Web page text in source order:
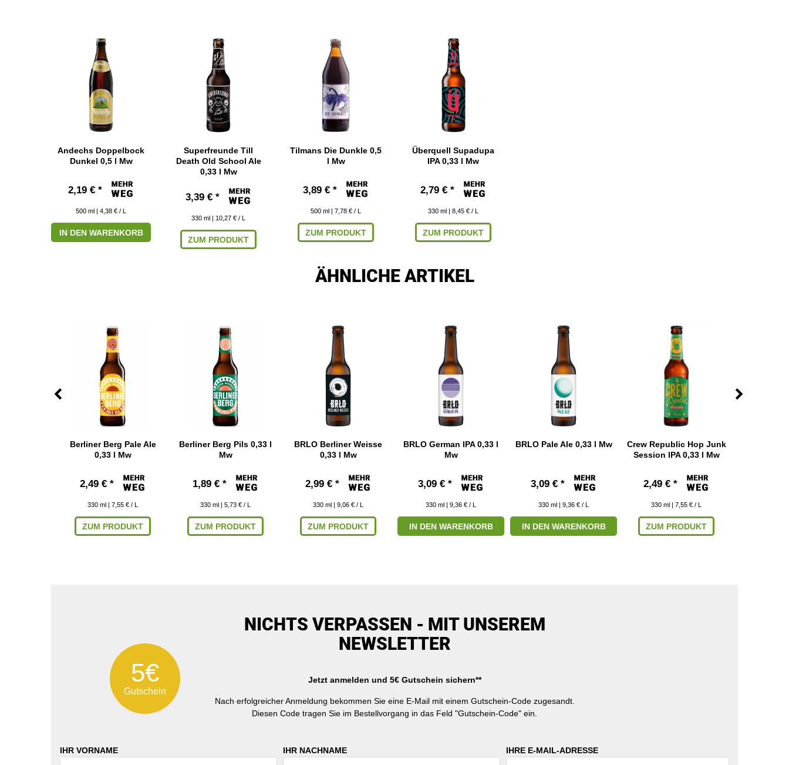
Andechs Doppelbock
Dunkel 0,5 l Mw
2,19 € *
500 ml | 4,38 € / L
IN DEN WARENKORB
Superfreunde Till
Death Old School Ale
0,33 l Mw
3,39 € *
330 ml | 10,27 € / L
ZUM PRODUKT
Tilmans Die Dunkle 0,5
l Mw
3,89 € *
500 ml | 7,78 € / L
ZUM PRODUKT
Überquell Supadupa
IPA 0,33 l Mw
2,79 € *
330 ml | 8,45 € / L
ZUM PRODUKT
ÄHNLICHE ARTIKEL
Berliner Berg Pale Ale
0,33 l Mw
2,49 € *
330 ml | 7,55 € / L
ZUM PRODUKT
Berliner Berg Pils 0,33 l
Mw
1,89 € *
330 ml | 5,73 € / L
ZUM PRODUKT
BRLO Berliner Weisse
0,33 l Mw
2,99 € *
330 ml | 9,06 € / L
ZUM PRODUKT
BRLO German IPA 0,33 l
Mw
3,09 € *
330 ml | 9,36 € / L
IN DEN WARENKORB
BRLO Pale Ale 0,33 l Mw
3,09 € *
330 ml | 9,36 € / L
IN DEN WARENKORB
Crew Republic Hop Junk
Session IPA 0,33 l Mw
2,49 € *
330 ml | 7,55 € / L
ZUM PRODUKT
5€
Gutschein
NICHTS VERPASSEN - MIT UNSEREM
NEWSLETTER
Jetzt anmelden und 5€ Gutschein sichern**
Nach erfolgreicher Anmeldung bekommen Sie eine E-Mail mit einem Gutschein-Code zugesandt.
Diesen Code tragen Sie im Bestellvorgang in das Feld "Gutschein-Code" ein.
IHR VORNAME IHR NACHNAME IHRE E-MAIL-ADRESSE